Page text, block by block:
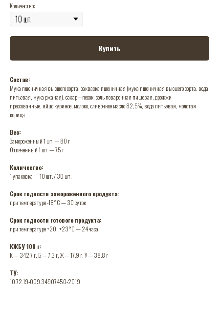
Количество:
Купить
Состав:
Мука пшеничная высшего сорта, закваска пшеничная (мука пшеничная высшего сорта, вода
питьевая, мука ржаная), сахар—песок, соль поваренная пищевая, дрожжи
прессованные, яйцо куриное, молоко, сливочное масло 82,5%, вода питьевая, молотая
корица
Вес:
Замороженный 1 шт. — 80 г
Отпеченный 1 шт. — 75 г
Количество:
1 упаковка — 10 шт. / 30 шт.
Срок годности замороженного продукта:
при температуре -18°C — 30 суток
Срок годности готового продукта:
при температуре +20...+23°C — 24 часа
КЖБУ 100 г:
К — 342.7 г, Б — 7.3 г, Ж — 17.9 г, У — 38.8 г
ТУ:
10.72.19-009.34907450-2019